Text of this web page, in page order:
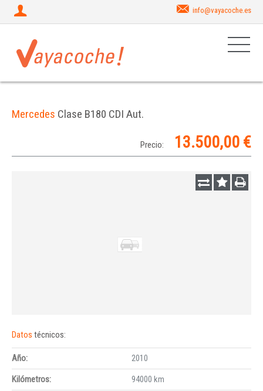
info@vayacoche.es
Mercedes Clase B180 CDI Aut.
Precio: 13.500,00 €
Datos técnicos:
Año:
2010
Kilómetros:
94000 km